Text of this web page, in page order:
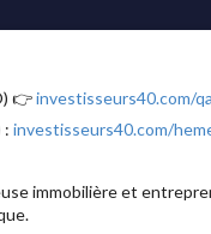
👉investisseurs40.com/
: investisseurs40.com/
immobilière et